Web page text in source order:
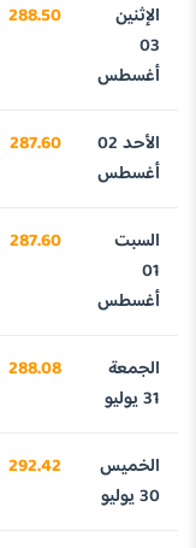
الإثنين
03
أغسطس
288.50
الأحد 02
أغسطس
287.60
السبت
01
أغسطس
287.60
الجمعة
31 يوليو
288.08
الخميس
30 يوليو
292.42